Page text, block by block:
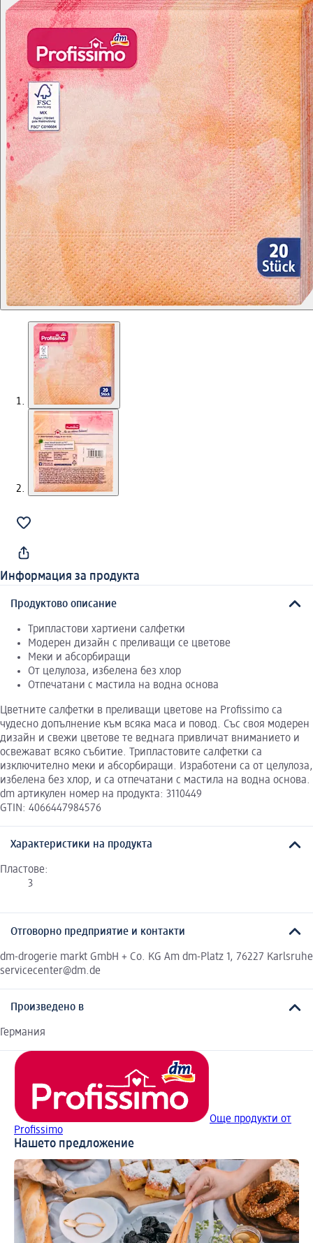
Информация за продукта
Продуктово описание
Трипластови хартиени салфетки
Модерен дизайн с преливащи се цветове
Меки и абсорбиращи
От целулоза, избелена без хлор
Отпечатани с мастила на водна основа
Цветните салфетки в преливащи цветове на Profissimo са
чудесно допълнение към всяка маса и повод. Със своя модерен
дизайн и свежи цветове те веднага привличат вниманието и
освежават всяко събитие. Трипластовите салфетки са
изключително меки и абсорбиращи. Изработени са от целулоза,
избелена без хлор, и са отпечатани с мастила на водна основа.
dm артикулен номер на продукта: 3110449
GTIN: 4066447984576
Характеристики на продукта
Пластове:
3
Отговорно предприятие и контакти
dm-drogerie markt GmbH + Co. KG Am dm-Platz 1, 76227 Karlsruhe
servicecenter@dm.de
Произведено в
Германия
Още продукти от
Profissimo
Нашето предложение